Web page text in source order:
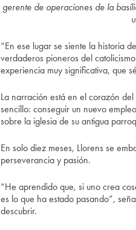
gerente de operaciones de la
“En ese lugar se siente la historia
verdaderos pioneros del
experiencia muy significativa, que
La narración está en el corazón
sencillo: conseguir un nuevo
sobre la iglesia de su antigua
En solo diez meses, Llorens se
perseverancia y pasión.
“He aprendido que, si uno crea
es lo que ha estado pasando”,
descubrir.